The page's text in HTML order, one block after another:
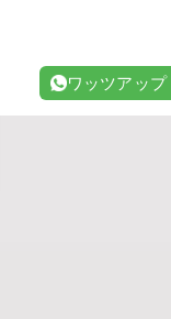
ワッツアップ